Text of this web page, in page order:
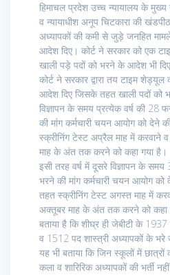
हिमाचल प्रदेश उच्च न्यायालय के मुख्य
व न्यायाधीश अनूप चिटकारा की
अध्यापकों की कमी से जुड़े जनहित
आदेश दिए। कोर्ट ने सरकार को एक
खाली पड़े पदों को भरने के आदेश भी
कोर्ट ने सरकार द्वारा तय टाइम
आदेश दिए जिसके तहत खाली पदों को
विज्ञापन के समय प्रत्येक वर्ष की 28
की मांग कर्मचारी चयन आयोग को देने
स्क्रीनिंग टेस्ट अप्रैल माह में करवाने
माह के अंत तक करने को कहा गया है।
इसी तरह वर्ष में दूसरे विज्ञापन के
भरने की मांग कर्मचारी चयन आयोग
तहत स्क्रीनिंग टेस्ट अगस्त माह में
अक्तूबर माह के अंत तक करने को कहा
बताया है कि शीघ्र ही जेबीटी के
व 1512 पद शास्त्री अध्यापकों के भरे
यह भी बताया कि जिन स्कूलों में
कला व शारिरिक अध्यापकों की भर्ती